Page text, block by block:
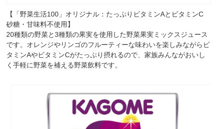
【「野菜生活100」オリジナル：たっぷりビタミンAとビタミンC
砂糖・甘味料不使用】
20種類の野菜と3種類の果実を使用した野菜果実ミックスジュース
です。オレンジやリンゴのフルーティーな味わいを楽しみながらビ
タミンAやビタミンCがたっぷり摂れるので、家族みんながおいし
く手軽に野菜を補える野菜飲料です。